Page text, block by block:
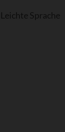
Leichte Sprache